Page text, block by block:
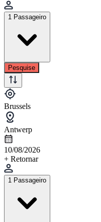
1 Passageiro
Pesquise
Brussels
Antwerp
10/08/2026
+ Retornar
1 Passageiro